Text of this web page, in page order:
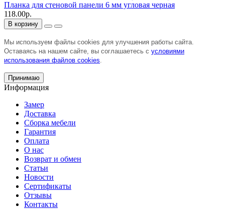
Планка для стеновой панели 6 мм угловая черная
118.00р.
В корзину
Мы используем файлы cookies для улучшения работы сайта.
Оставаясь на нашем сайте, вы соглашаетесь с условиями
использования файлов cookies.
Принимаю
Информация
Замер
Доставка
Сборка мебели
Гарантия
Оплата
О нас
Возврат и обмен
Статьи
Новости
Сертификаты
Отзывы
Контакты